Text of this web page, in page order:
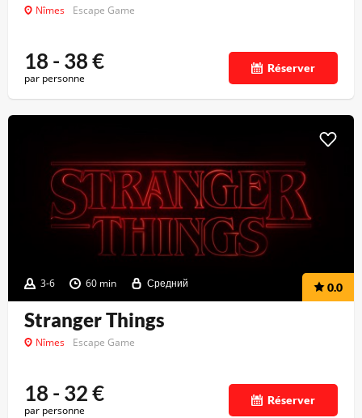
Nîmes Escape Game
18 - 38€
par personne
Réserver
3-6 60 min Средний 0.0
Stranger Things
Nîmes Escape Game
18 - 32€
par personne
Réserver